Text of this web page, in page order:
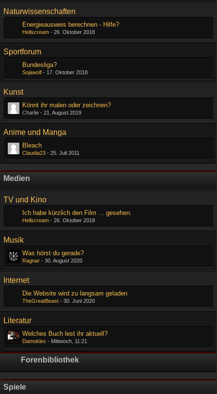
Naturwissenschaften
Energieausweis berechnen - Hilfe?
Hellscream - 26. Oktober 2018
Sportforum
Bundesliga?
Sojawolf - 17. Oktober 2018
Kunst
Könnt ihr malen oder zeichnen?
Charlie - 21. August 2019
Anime und Manga
Bleach
Claudia23 - 25. Juli 2011
Medien
TV und Kino
Ich habe kürzlich den Film ... gesehen.
Hellscream - 26. Oktober 2018
Musik
Was hörst du gerade?
Ragnar - 30. August 2020
Internet
Die Website wird zu langsam geladen
TheGreatBeast - 30. Juni 2020
Literatur
Welches Buch lest ihr aktuell?
Damokles - Mittwoch, 11:21
Forenbibliothek
Spiele